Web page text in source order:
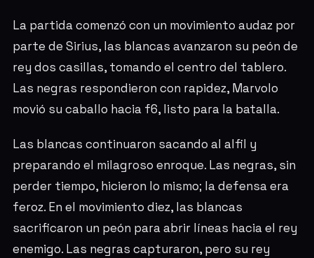
La partida comenzó con un movimiento audaz por
parte de Sirius, las blancas avanzaron su peón de
rey dos casillas, tomando el centro del tablero.
Las negras respondieron con rapidez, Marvolo
movió su caballo hacia f6, listo para la batalla.
Las blancas continuaron sacando al alfil y
preparando el milagroso enroque. Las negras, sin
perder tiempo, hicieron lo mismo; la defensa era
feroz. En el movimiento diez, las blancas
sacrificaron un peón para abrir líneas hacia el rey
enemigo. Las negras capturaron, pero su rey